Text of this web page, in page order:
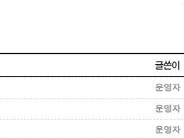
운영자
운영자
운영자